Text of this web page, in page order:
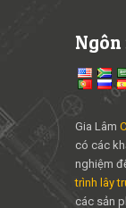
Ngôn
Gia Lâm
có các
nghiệm
trình lây
các sản